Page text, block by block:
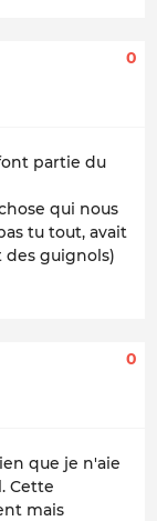
0
partie du
qui nous
tu tout, avait
des guignols)
0
que je n'aie
Cette
mais